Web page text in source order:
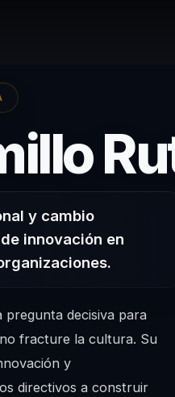
y cambio
innovación en
decisiva para
fracture la cultura. Su
y
directivos a construir